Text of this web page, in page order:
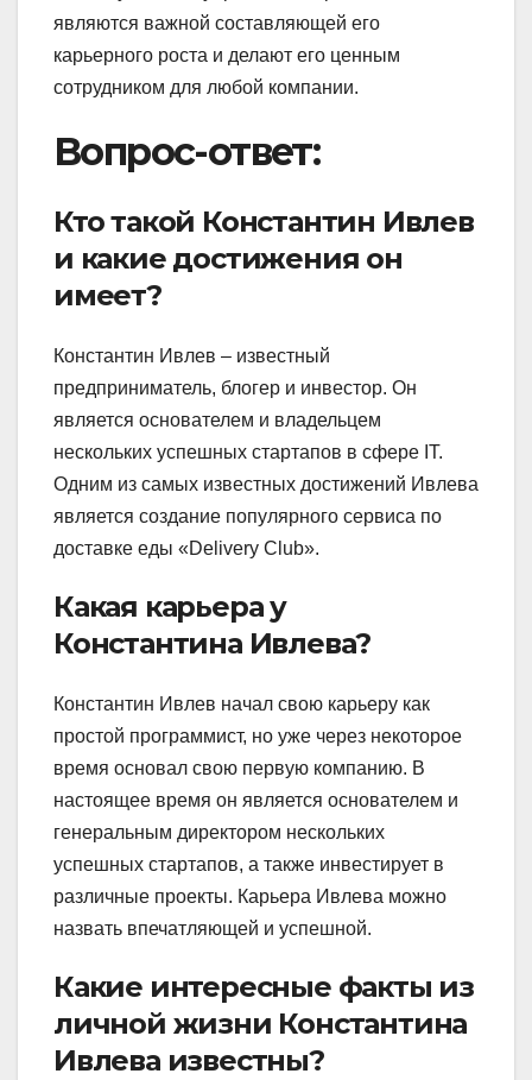
являются важной составляющей его
карьерного роста и делают его ценным
сотрудником для любой компании.
Вопрос-ответ:
Кто такой Константин Ивлев
и какие достижения он
имеет?
Константин Ивлев – известный
предприниматель, блогер и инвестор. Он
является основателем и владельцем
нескольких успешных стартапов в сфере IT.
Одним из самых известных достижений Ивлева
является создание популярного сервиса по
доставке еды «Delivery Club».
Какая карьера у
Константина Ивлева?
Константин Ивлев начал свою карьеру как
простой программист, но уже через некоторое
время основал свою первую компанию. В
настоящее время он является основателем и
генеральным директором нескольких
успешных стартапов, а также инвестирует в
различные проекты. Карьера Ивлева можно
назвать впечатляющей и успешной.
Какие интересные факты из
личной жизни Константина
Ивлева известны?